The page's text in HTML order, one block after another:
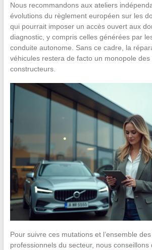
Nous recommandons aux ateliers
évolutions du règlement européen sur les
qui pourrait imposer un accès ouvert aux
diagnostic, y compris celles générées par
conduite autonome. Sans ce cadre, la
véhicules restera de facto un monopole des
constructeurs.
Pour suivre ces mutations et l’ensemble
professionnels du secteur, nous conseillons